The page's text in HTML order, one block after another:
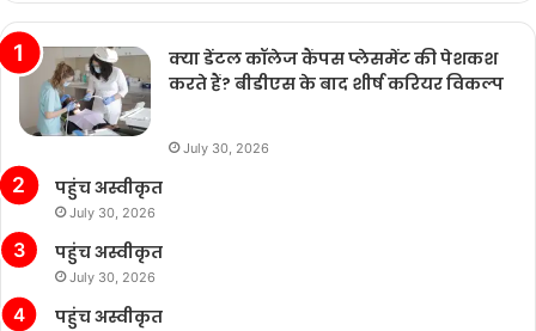
क्या डेंटल कॉलेज कैंपस प्लेसमेंट की पेशकश
करते हैं? बीडीएस के बाद शीर्ष करियर विकल्प
July 30, 2026
पहुंच अस्वीकृत
July 30, 2026
पहुंच अस्वीकृत
July 30, 2026
पहुंच अस्वीकृत